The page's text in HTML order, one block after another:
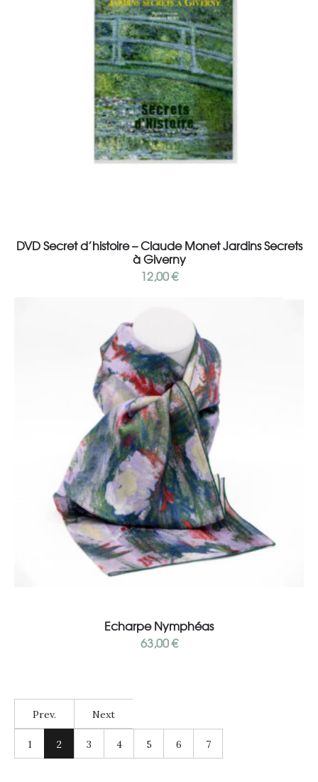
DVD Secret d’histoire – Claude Monet Jardins Secrets
à Giverny
12,00€
Echarpe Nymphéas
63,00€
Prev. Next
1 2 3 4 5 6 7